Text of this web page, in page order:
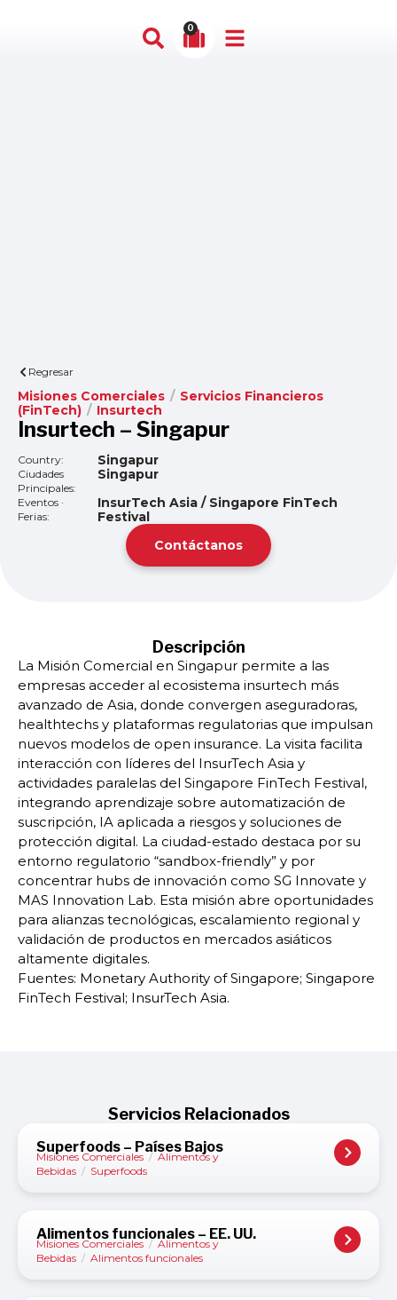
0
Regresar
Misiones Comerciales / Servicios Financieros
(FinTech) / Insurtech
Insurtech – Singapur
Country: Singapur
Ciudades
Principales:
Singapur
Eventos ·
Ferias:
InsurTech Asia / Singapore FinTech
Festival
Contáctanos
Descripción
La Misión Comercial en Singapur permite a las
empresas acceder al ecosistema insurtech más
avanzado de Asia, donde convergen aseguradoras,
healthtechs y plataformas regulatorias que impulsan
nuevos modelos de open insurance. La visita facilita
interacción con líderes del InsurTech Asia y
actividades paralelas del Singapore FinTech Festival,
integrando aprendizaje sobre automatización de
suscripción, IA aplicada a riesgos y soluciones de
protección digital. La ciudad-estado destaca por su
entorno regulatorio “sandbox-friendly” y por
concentrar hubs de innovación como SG Innovate y
MAS Innovation Lab. Esta misión abre oportunidades
para alianzas tecnológicas, escalamiento regional y
validación de productos en mercados asiáticos
altamente digitales.
Fuentes: Monetary Authority of Singapore; Singapore
FinTech Festival; InsurTech Asia.
Servicios Relacionados
Superfoods – Países Bajos
Misiones Comerciales / Alimentos y
Bebidas / Superfoods
Alimentos funcionales – EE. UU.
Misiones Comerciales / Alimentos y
Bebidas / Alimentos funcionales